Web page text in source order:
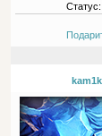
Статус: